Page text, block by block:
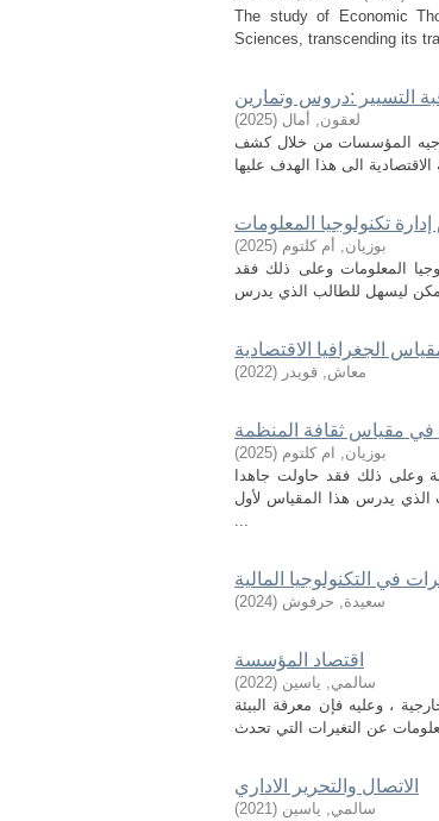
The study of Economic
Sciences, transcending its
التسيير :دروس وتمارين
لعقون, أمال (
2025
)
المؤسسات من خلال كشف
تكنولوجيا المعلومات
بوزيان, أم كلتوم (
2025
)
المعلومات وعلى ذلك فقد
الجغرافيا الاقتصادية
معاش, قويدر (
2022
)
في مقياس ثقافة المنظمة
بوزيان, ام كلتوم (
2025
)
وعلى ذلك فقد حاولت جاهدا
الذي يدرس هذا المقياس لأول
...
في التكنولوجيا المالية
سعيدة, حرفوش (
2024
)
اقتصاد المؤسسة
سالمي, ياسين (
2022
)
، وعليه فإن معرفة البيئة
الاتصال والتحرير الاداري
سالمي, ياسين (
2021
)